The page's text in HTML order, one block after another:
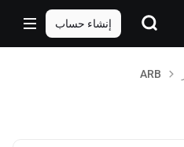
إنشاء حساب
ARB